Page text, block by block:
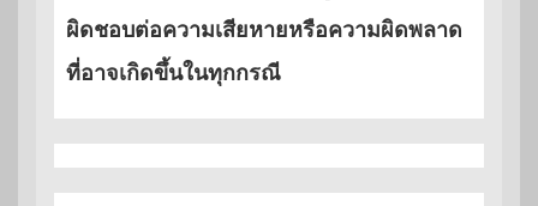
ผิดชอบต่อความเสียหายหรือความผิดพลาด
ที่อาจเกิดขึ้นในทุกกรณี